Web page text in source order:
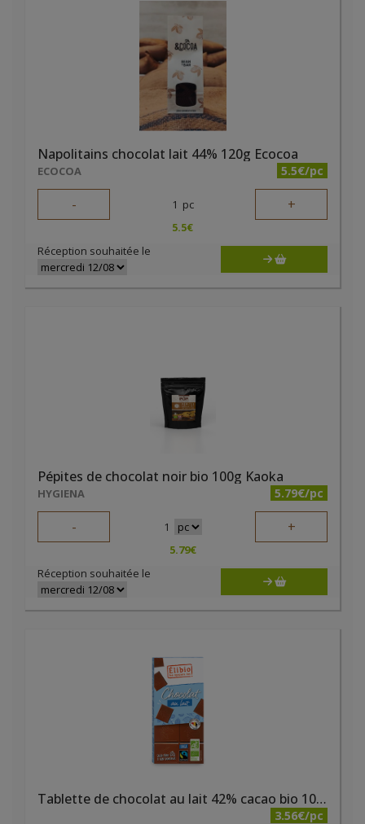
Napolitains chocolat lait 44% 120g Ecocoa
ECOCOA 5.5€/pc
- 1 pc +
5.5€
Réception souhaitée le
Pépites de chocolat noir bio 100g Kaoka
HYGIENA 5.79€/pc
- 1 +
5.79€
Réception souhaitée le
Tablette de chocolat au lait 42% cacao bio 100g Elibio
3.56€/pc